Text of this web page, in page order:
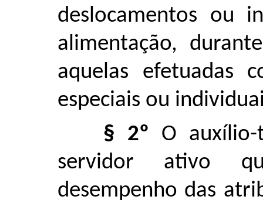
deslocamentos ou
alimentação,
aquelas efetuadas
especiais ou
§ 2º O
servidor ativo
desempenho das